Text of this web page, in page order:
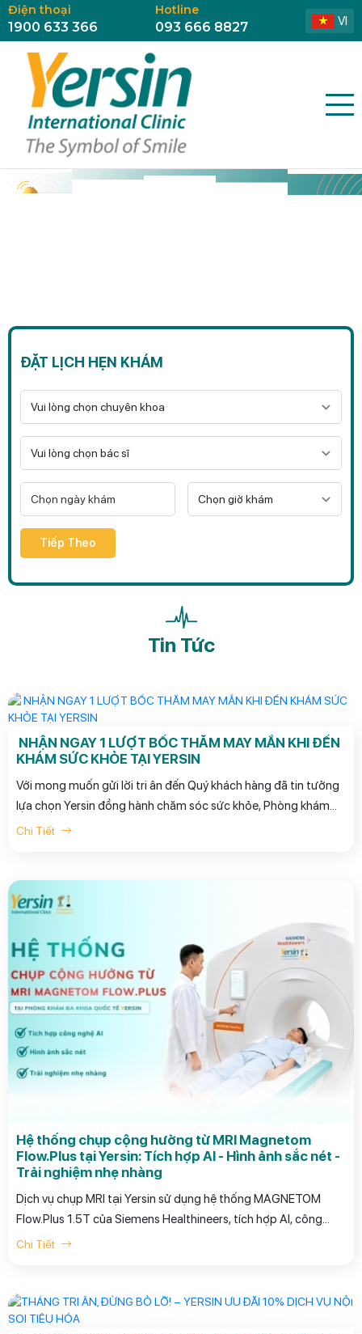
Điện thoại
1900 633 366
Hotline
093 666 8827 VI
ĐẶT LỊCH HẸN KHÁM
Tiếp Theo
Tin Tức
NHẬN NGAY 1 LƯỢT BỐC THĂM MAY MẮN KHI ĐẾN
KHÁM SỨC KHỎE TẠI YERSIN
Với mong muốn gửi lời tri ân đến Quý khách hàng đã tin tưởng
lựa chọn Yersin đồng hành chăm sóc sức khỏe, Phòng khám
Đa khoa Quốc tế Yersin dành tặng mỗi khách hàng 01 lượt bốc
Chi Tiết
Hệ thống chụp cộng hưởng từ MRI Magnetom
Flow.Plus tại Yersin: Tích hợp AI - Hình ảnh sắc nét -
Trải nghiệm nhẹ nhàng
Dịch vụ chụp MRI tại Yersin sử dụng hệ thống MAGNETOM
Flow.Plus 1.5T của Siemens Healthineers, tích hợp AI, công
nghệ Deep Resolve, khử tiếng ồn và tối ưu thời gian chụp.
Chi Tiết